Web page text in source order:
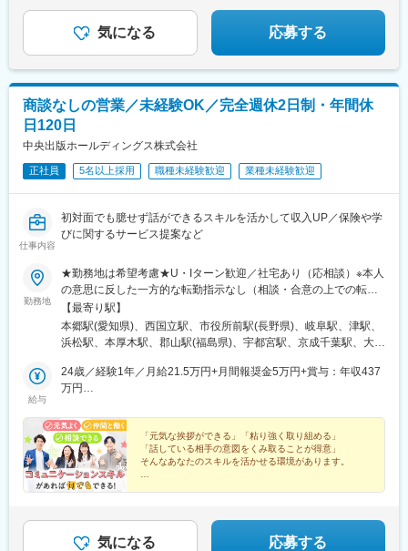
ー)、下落合駅、東新宿駅、虎ノ門駅、岩本町駅、京橋駅(東京
都)、京成関屋駅、御徒町駅、大森海岸駅、銀座一丁目駅、茅場町
駅、馬喰町駅、東池袋駅、曳舟駅、西横浜駅、横浜駅、日本大通
野田駅(阪神線)、四天王寺前夕陽ケ丘駅、大国町駅、森小路駅、昭
和町駅(大阪府)、針中野駅、花園町駅、細井川駅、梅田駅(地下
鉄)、天満橋駅、北浜駅(大阪府)、なんば駅(南海線)、四ツ橋駅、花
田口駅、撮影所前駅、六地蔵駅(京阪線)、桃山御陵前駅、市民広場
駅、三宮・花時計前駅、板宿駅、新井口駅、香椎宮前駅、城下駅
(岡山県)、広電本社前駅、第一通り駅
煙防止対策済
駅、南富山駅、越前新保駅、松本駅、藤が丘駅(愛知県)、尾張一宮
駅、春日町駅、江坂駅、三国ケ丘駅(大阪府)、新神戸駅、大雲寺前
中津駅(地下鉄)、山陽姫路駅、九品寺交差点駅、本町駅、あおば通
駅、偕楽園駅、葭川公園駅、横浜駅、遠州病院駅、貿易センター
駅、中電前駅、高見馬場駅、一社駅、立川南駅、長野駅、新浜松
駅、千葉中央駅、上熊谷駅、南方駅(大阪府)、栗林公園駅、新富町
駅(富山県)、天王寺駅前駅、通町筋駅、中洲通駅、小網町駅、城下
駅(岡山県)、市役所前駅(愛媛県)、資生館小学校前駅、北仙台駅、
山鼻９条駅、駅東公園前駅、王子駅前駅、反町駅、広電五日市
駅、荒田八幡駅、琴似駅(函館本線)、宇都宮駅東口駅、馬車道駅、
船橋駅、南富山駅前駅、西松本駅、名鉄一宮駅、百舌鳥駅、春日
野道駅(阪急線)、烏丸駅、東中央町駅、比治山下駅、ＪＲ松山駅前
宮下駅、中崎町駅、姫路駅、交通局前駅(熊本県)、肥後橋駅、仙台
駅、三宮・花時計前駅、袋町駅、天文館通駅、立川駅、権堂駅、
千葉駅、新大阪駅、栗林駅、丸の内駅(富山県)、大阪阿部野橋駅、
藤崎宮前駅、鹿児島中央駅前駅、土橋駅(広島県)、郵便局前駅、西
８丁目駅、東本願寺前駅、栄町駅(東京都)、神奈川駅、五日市駅、
四条駅(京都市営)、新西大寺町筋駅、松山駅(愛媛県)、スタジアム
シティノース駅、西大橋駅、鷹野橋駅、仙台駅(地下鉄)、大阪梅田
川緑道公園駅、加治屋町駅
気になる 応募する
商談なしの営業／未経験OK／完全週休2日制・年間休
日120日
中央出版ホールディングス株式会社
正社員 5名以上採用 職種未経験歓迎 業種未経験歓迎
仕事内容
初対面でも臆せず話ができるスキルを活かして収入UP／保険や学
びに関するサービス提案など
勤務地
★勤務地は希望考慮★U・Iターン歓迎／社宅あり（応相談）※本人
の意思に反した一方的な転勤指示なし（相談・合意の上での転勤
の可能性あり）※希望があればエリア外へ転勤可▼北海道・東北北
海道札幌市青森県青森市宮城県仙台市山形県山形市福島県郡山市
岩手県盛岡市▼関東東京都八王子市、立川市、北区神奈川県横浜
宇都宮市群馬県高崎市、前橋市茨城県水戸市、土浦市▼東海愛知
県一宮市、名古屋市静岡県静岡市、浜松市岐阜県岐阜市三重県津
市、姫路市和歌山県和歌山市▼北陸新潟県新潟市、長岡市石川県
金沢市富山県富山市長野県長野市、松本市福井県福井市▼中国・
四国愛媛県松山市岡山県岡山市広島県広島市山口県山口市香川県
高松市▼九州・沖縄熊本県熊本市鹿児島県鹿児島市長崎県長崎市
福岡県福岡市大分県大分市沖縄県那覇市※各グループ会社への在籍
煙防止対策済
【最寄り駅】
本郷駅(愛知県)、西国立駅、市役所前駅(長野県)、岐阜駅、津駅、
浜松駅、本厚木駅、郡山駅(福島県)、宇都宮駅、京成千葉駅、大宮
駅(京都市営)、西中島南方駅、和歌山市駅、金沢駅、栗林公園北口
駅、県庁前駅(富山県)、天王寺駅、博多駅、大分駅、水道町駅、都
駅、中央区役所前駅、青森駅、上盛岡駅、北四番丁駅、山形駅、
中島公園駅、泉中央駅、東宿郷駅、高崎駅、稲毛駅、王子駅、八
王子駅、三ツ沢下町駅、関屋駅(新潟県)、静岡駅、上社駅、桂駅、
堺市駅、中央市場前駅、大元駅、松島二丁目駅、佐伯区役所前
駅、東比恵駅、二中通駅、琴似駅(札幌市営)、八乙女駅、土浦駅、
駅、南富山駅、越前新保駅、松本駅、藤が丘駅(愛知県)、尾張一宮
駅、春日町駅、江坂駅、三国ケ丘駅(大阪府)、新神戸駅、大雲寺前
給与
24歳／経験1年／月給21.5万円+月間報奨金5万円+賞与：年収437
万円
万円
「元気な挨拶ができる」「粘り強く取り組める」
「話している相手の意図をくみ取ることが得意」
そんなあなたのスキルを活かせる環境があります。
★設立50年の安定企業
気になる 応募する